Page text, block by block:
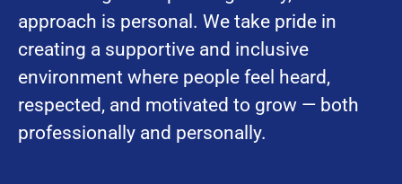
approach is personal. We take pride in
creating a supportive and inclusive
environment where people feel heard,
respected, and motivated to grow — both
professionally and personally.